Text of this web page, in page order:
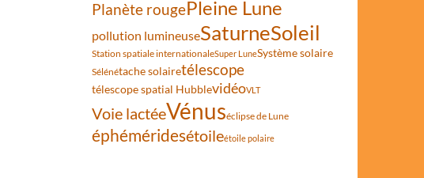
Planète rougePleine Lune
pollution lumineuseSaturneSoleil
Station spatiale internationaleSuper LuneSystème solaire
Sélénétache solairetélescope
télescope spatial HubblevidéoVLT
Voie lactéeVénuséclipse de Lune
éphéméridesétoileétoile polaire